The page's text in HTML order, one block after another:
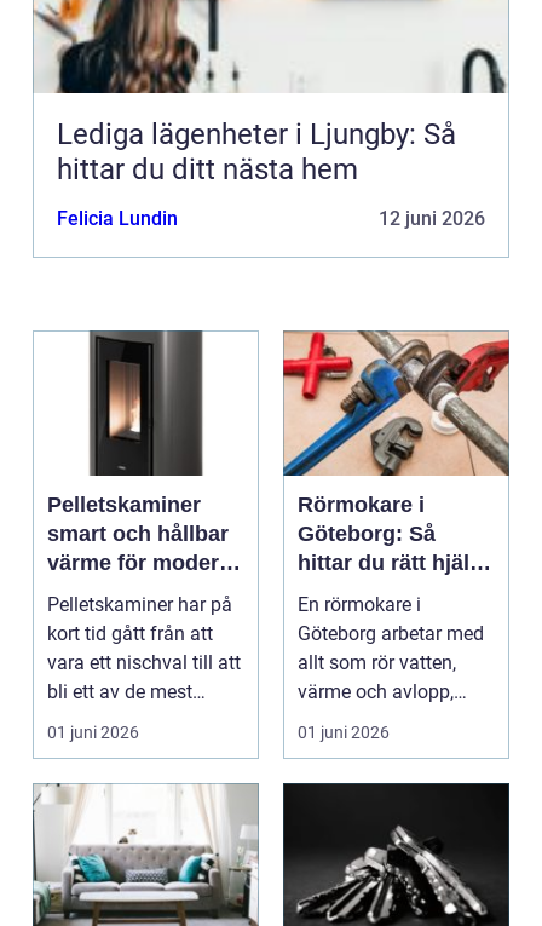
Lediga lägenheter i Ljungby: Så
hittar du ditt nästa hem
Felicia Lundin 12 juni 2026
Pelletskaminer
smart och hållbar
värme för moderna
hem
Pelletskaminer har på
kort tid gått från att
vara ett nischval till att
bli ett av de mest
intressan...
01 juni 2026
Rörmokare i
Göteborg: Så
hittar du rätt hjälp
för vatten, värme
och avlopp
En rörmokare i
Göteborg arbetar med
allt som rör vatten,
värme och avlopp,
b&ari...
01 juni 2026